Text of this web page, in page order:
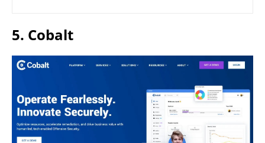
5. Cobalt